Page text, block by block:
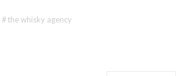
#the whisky agency